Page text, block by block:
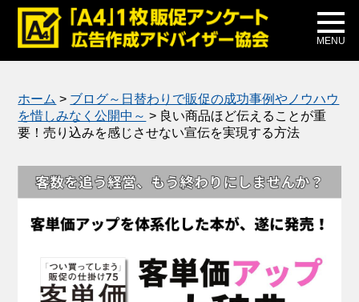
MENU
メディア掲載
公式ブログ
ホーム > ブログ～日替わりで販促の成功事例やノウハウ
を惜しみなく公開中～ > 良い商品ほど伝えることが重
要！売り込みを感じさせない宣伝を実現する方法